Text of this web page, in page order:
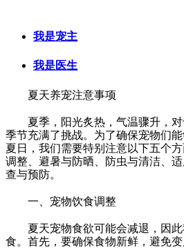
我是宠主
我是医生
夏天养宠注意事项
夏季，阳光炙热，气温骤升，
季节充满了挑战。为了确保宠物们
夏日，我们需要特别注意以下五个
调整、避暑与防晒、防虫与清洁、
查与预防。
一、宠物饮食调整
夏天宠物食欲可能会减退，因
食。首先，要确保食物新鲜，避免